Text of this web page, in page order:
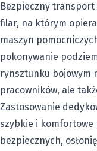
Bezpieczny
filar, na którym
maszyn
pokonywanie
rynsztunku bojowym
pracowników, ale
Zastosowanie
szybkie i komfortowe
bezpiecznych,